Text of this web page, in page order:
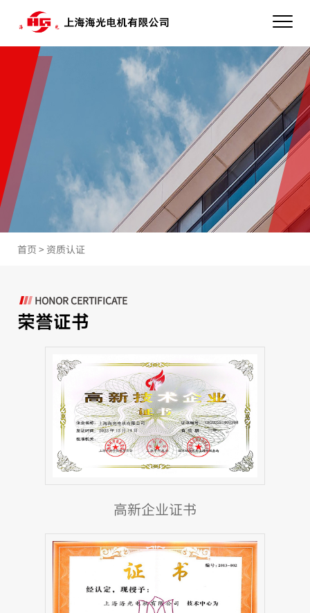
首页 > 资质认证
HONOR CERTIFICATE
荣誉证书
高新企业证书